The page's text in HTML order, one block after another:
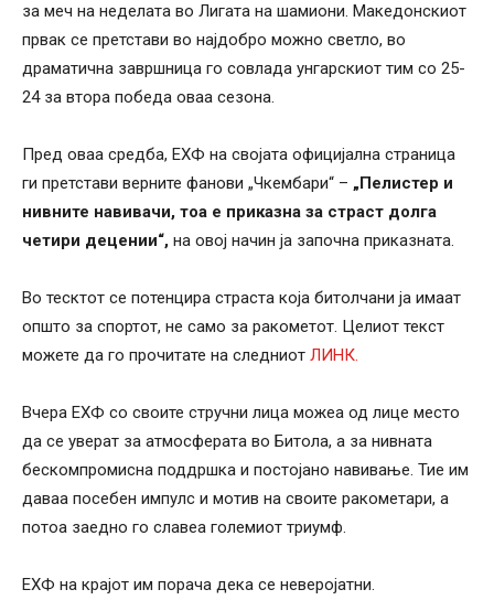
за меч на неделата во Лигата на шамиони. Македонскиот
првак се претстави во најдобро можно светло, во
драматична завршница го совлада унгарскиот тим со 25-
24 за втора победа оваа сезона.
Пред оваа средба, ЕХФ на својата официјална страница
ги претстави верните фанови „Чкембари“ – „Пелистер и
нивните навивачи, тоа е приказна за страст долга
четири децении“, на овој начин ја започна приказната.
Во тесктот се потенцира страста која битолчани ја имаат
општо за спортот, не само за ракометот. Целиот текст
можете да го прочитате на следниот ЛИНК.
Вчера ЕХФ со своите стручни лица можеа од лице место
да се уверат за атмосферата во Битола, а за нивната
бескомпромисна поддршка и постојано навивање. Тие им
даваа посебен импулс и мотив на своите ракометари, а
потоа заедно го славеа големиот триумф.
ЕХФ на крајот им порача дека се неверојатни.